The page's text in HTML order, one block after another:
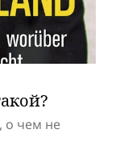
о чем не